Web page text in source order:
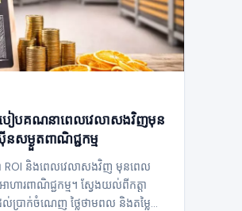
របៀបគណនាពេលវេលាសងវិញមុន
សម្ងួតពាណិជ្ជកម្ម
និងពេលវេលាសងវិញ មុនពេល
ារពាណិជ្ជកម្ម។ ស្វែងយល់ពីកត្តា
ប្រាក់ចំណេញ ថ្លៃថាមពល និងតម្លៃ